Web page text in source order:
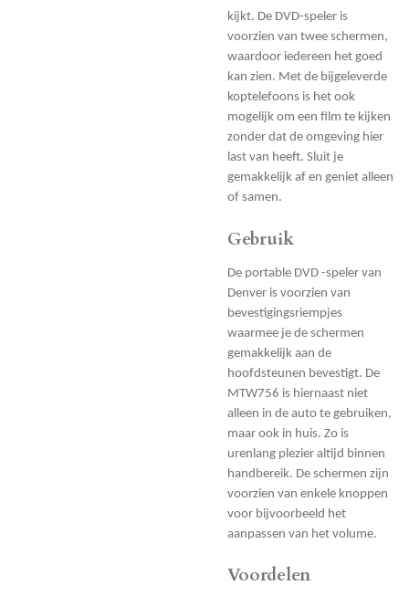
kijkt. De DVD-speler is
voorzien van twee schermen,
waardoor iedereen het goed
kan zien. Met de bijgeleverde
koptelefoons is het ook
mogelijk om een film te kijken
zonder dat de omgeving hier
last van heeft. Sluit je
gemakkelijk af en geniet alleen
of samen.
Gebruik
De portable DVD -speler van
Denver is voorzien van
bevestigingsriempjes
waarmee je de schermen
gemakkelijk aan de
hoofdsteunen bevestigt. De
MTW756 is hiernaast niet
alleen in de auto te gebruiken,
maar ook in huis. Zo is
urenlang plezier altijd binnen
handbereik. De schermen zijn
voorzien van enkele knoppen
voor bijvoorbeeld het
aanpassen van het volume.
Voordelen